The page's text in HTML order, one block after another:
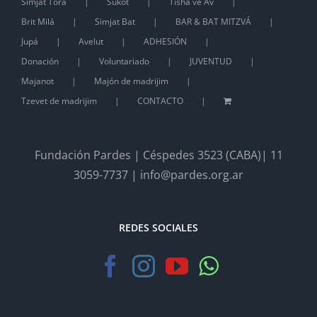
Brit Milá
Simjat Bat
BAR & BAT MITZVÁ
Jupá
Avelut
ADHESIÓN
Donación
Voluntariado
JUVENTUD
Majanot
Majón de madrijim
Tzevet de madrijim
CONTACTO
Fundación Pardes | Céspedes 3523 (CABA)| 11
3059-7737 | info@pardes.org.ar
REDES SOCIALES